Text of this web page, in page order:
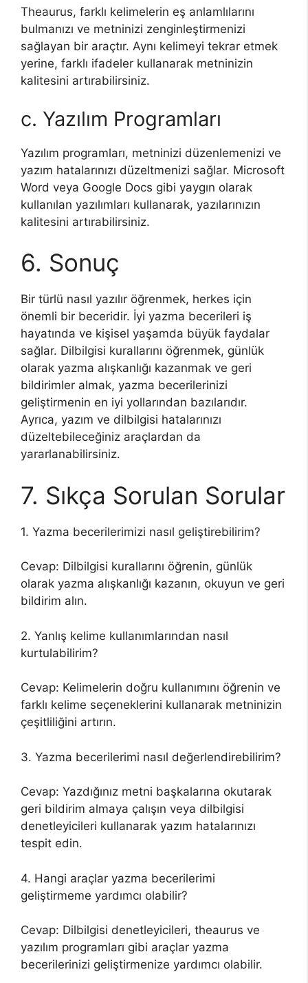
Theaurus, farklı kelimelerin eş anlamlılarını
bulmanızı ve metninizi zenginleştirmenizi
sağlayan bir araçtır. Aynı kelimeyi tekrar etmek
yerine, farklı ifadeler kullanarak metninizin
kalitesini artırabilirsiniz.
c. Yazılım Programları
Yazılım programları, metninizi düzenlemenizi ve
yazım hatalarınızı düzeltmenizi sağlar. Microsoft
Word veya Google Docs gibi yaygın olarak
kullanılan yazılımları kullanarak, yazılarınızın
kalitesini artırabilirsiniz.
6. Sonuç
Bir türlü nasıl yazılır öğrenmek, herkes için
önemli bir beceridir. İyi yazma becerileri iş
hayatında ve kişisel yaşamda büyük faydalar
sağlar. Dilbilgisi kurallarını öğrenmek, günlük
olarak yazma alışkanlığı kazanmak ve geri
bildirimler almak, yazma becerilerinizi
geliştirmenin en iyi yollarından bazılarıdır.
Ayrıca, yazım ve dilbilgisi hatalarınızı
düzeltebileceğiniz araçlardan da
yararlanabilirsiniz.
7. Sıkça Sorulan Sorular
1. Yazma becerilerimizi nasıl geliştirebilirim?
Cevap: Dilbilgisi kurallarını öğrenin, günlük
olarak yazma alışkanlığı kazanın, okuyun ve geri
bildirim alın.
2. Yanlış kelime kullanımlarından nasıl
kurtulabilirim?
Cevap: Kelimelerin doğru kullanımını öğrenin ve
farklı kelime seçeneklerini kullanarak metninizin
çeşitliliğini artırın.
3. Yazma becerilerimi nasıl değerlendirebilirim?
Cevap: Yazdığınız metni başkalarına okutarak
geri bildirim almaya çalışın veya dilbilgisi
denetleyicileri kullanarak yazım hatalarınızı
tespit edin.
4. Hangi araçlar yazma becerilerimi
geliştirmeme yardımcı olabilir?
Cevap: Dilbilgisi denetleyicileri, theaurus ve
yazılım programları gibi araçlar yazma
becerilerinizi geliştirmenize yardımcı olabilir.